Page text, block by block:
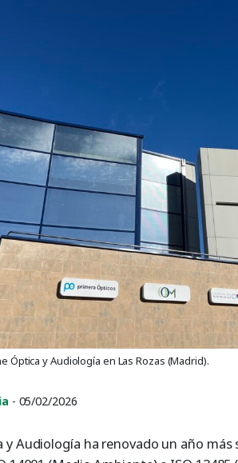
Óptica y Audiología en Las Rozas (Madrid).
- 05/02/2026
y Audiología ha renovado un año más